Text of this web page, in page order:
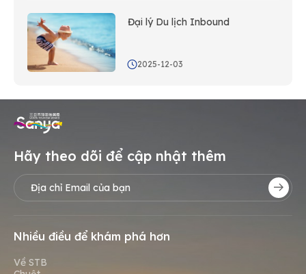
Đại lý Du lịch Inbound
2025-12-03
Hãy theo dõi để cập nhật thêm
Nhiều điều để khám phá hơn
Về STB